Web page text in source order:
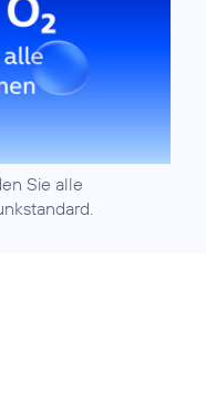
Sie alle